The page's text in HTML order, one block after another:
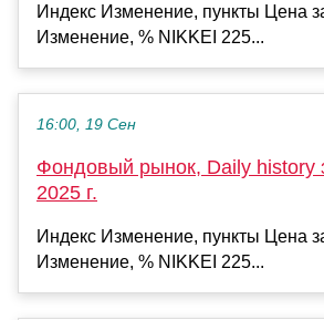
Индекс Изменение, пункты Цена
Изменение, % NIKKEI 225...
16:00, 19 Сен
Фондовый рынок, Daily history
2025 г.
Индекс Изменение, пункты Цена
Изменение, % NIKKEI 225...